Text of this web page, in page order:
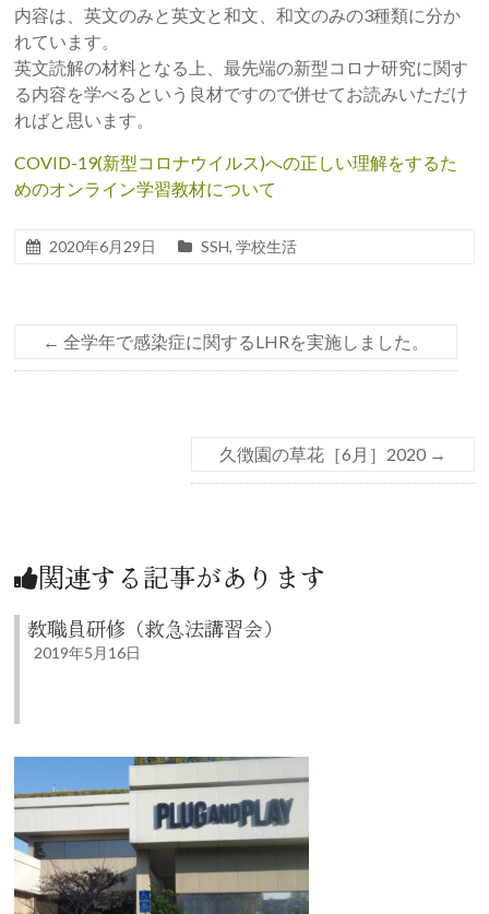
内容は、英文のみと英文と和文、和文のみの3種類に分か
れています。
英文読解の材料となる上、最先端の新型コロナ研究に関す
る内容を学べるという良材ですので併せてお読みいただけ
ればと思います。
COVID-19(新型コロナウイルス)への正しい理解をするた
めのオンライン学習教材について
2020年6月29日 SSH,学校生活
← 全学年で感染症に関するLHRを実施しました。
久徴園の草花［6月］2020 →
関連する記事があります
教職員研修（救急法講習会）
2019年5月16日